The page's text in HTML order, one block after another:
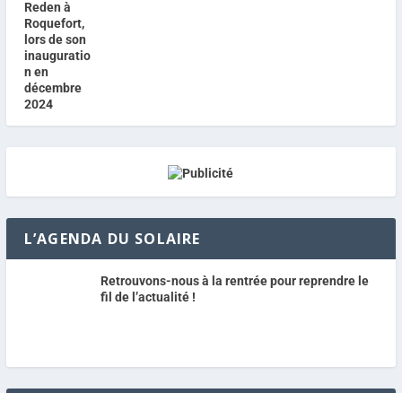
L’AGENDA DU SOLAIRE
Retrouvons-nous à la rentrée pour reprendre le
fil de l’actualité !